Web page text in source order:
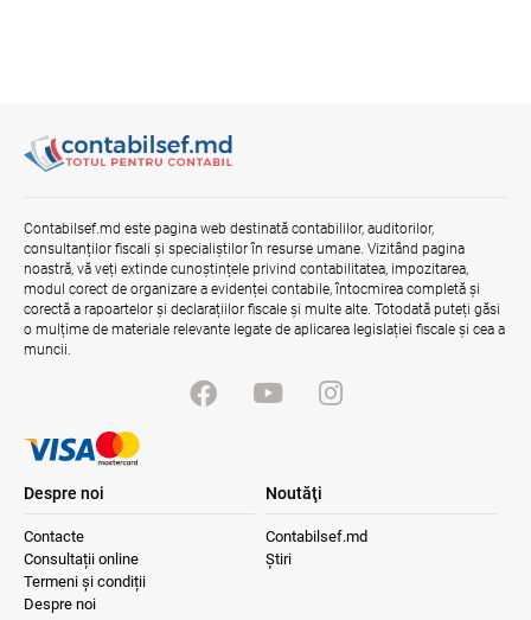
03.08.2026
Opinia comunității profesionale a
auditorilor interni în procesul de aliniere
la standardele internaționale și bunele
practici
04.08.2026 Ministerul Finanțelor
reformei finanțelor publice și a
administrării fiscale pentru aderarea la
Contabilsef.md este pagina web destinată contabililor, auditorilor,
consultanților fiscali și specialiștilor în resurse umane. Vizitând pagina
noastră, vă veți extinde cunoștințele privind contabilitatea, impozitarea,
modul corect de organizare a evidenței contabile, întocmirea completă și
corectă a rapoartelor și declarațiilor fiscale și multe alte. Totodată puteți găsi
o mulțime de materiale relevante legate de aplicarea legislației fiscale și cea a
muncii.
Despre noi
Contacte
Consultații online
Termeni și condiții
Despre noi
Noutăţi
Contabilsef.md
Știri